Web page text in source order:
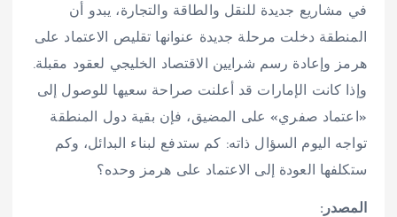
في مشاريع جديدة للنقل والطاقة والتجارة، يبدو أن
المنطقة دخلت مرحلة جديدة عنوانها تقليص الاعتماد على
هرمز وإعادة رسم شرايين الاقتصاد الخليجي لعقود مقبلة.
وإذا كانت الإمارات قد أعلنت صراحة سعيها للوصول إلى
«اعتماد صفري» على المضيق، فإن بقية دول المنطقة
تواجه اليوم السؤال ذاته: كم ستدفع لبناء البدائل، وكم
ستكلفها العودة إلى الاعتماد على هرمز وحده؟
المصدر: